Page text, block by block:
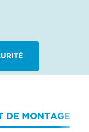
DE MONTAGE